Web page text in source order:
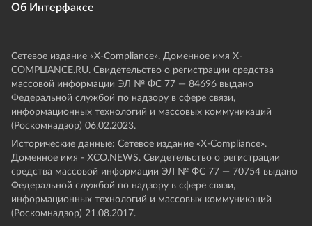
Об Интерфаксе
Сетевое издание «Х-Compliance». Доменное имя X-
COMPLIANCE.RU. Свидетельство о регистрации средства
массовой информации ЭЛ № ФС 77 — 84696 выдано
Федеральной службой по надзору в сфере связи,
информационных технологий и массовых коммуникаций
(Роскомнадзор) 06.02.2023.
Исторические данные: Сетевое издание «Х-Compliance».
Доменное имя - XCO.NEWS. Свидетельство о регистрации
средства массовой информации ЭЛ № ФС 77 — 70754 выдано
Федеральной службой по надзору в сфере связи,
информационных технологий и массовых коммуникаций
(Роскомнадзор) 21.08.2017.